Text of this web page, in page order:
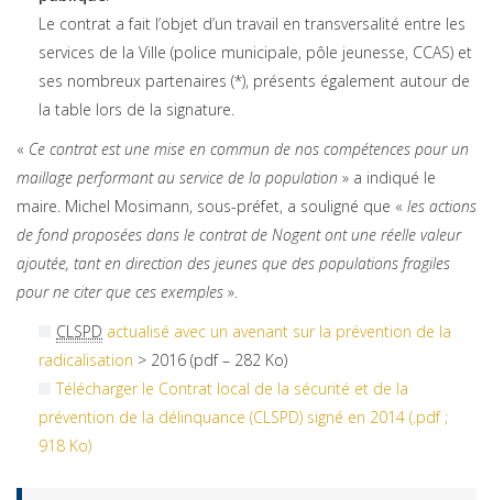
Le contrat a fait l’objet d’un travail en transversalité entre les
services de la Ville (police municipale, pôle jeunesse, CCAS) et
ses nombreux partenaires (*), présents également autour de
la table lors de la signature.
« Ce contrat est une mise en commun de nos compétences pour un
maillage performant au service de la population » a indiqué le
maire. Michel Mosimann, sous-préfet, a souligné que « les actions
de fond proposées dans le contrat de Nogent ont une réelle valeur
ajoutée, tant en direction des jeunes que des populations fragiles
pour ne citer que ces exemples ».
CLSPD actualisé avec un avenant sur la prévention de la
radicalisation > 2016 (pdf – 282 Ko)
Télécharger le Contrat local de la sécurité et de la
prévention de la délinquance (CLSPD) signé en 2014 (.pdf ;
918 Ko)